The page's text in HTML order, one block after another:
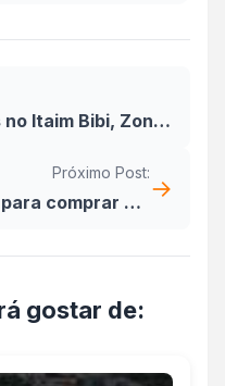
Itaim Bibi, Zona
Próximo Post:
comprar um →
gostar de: